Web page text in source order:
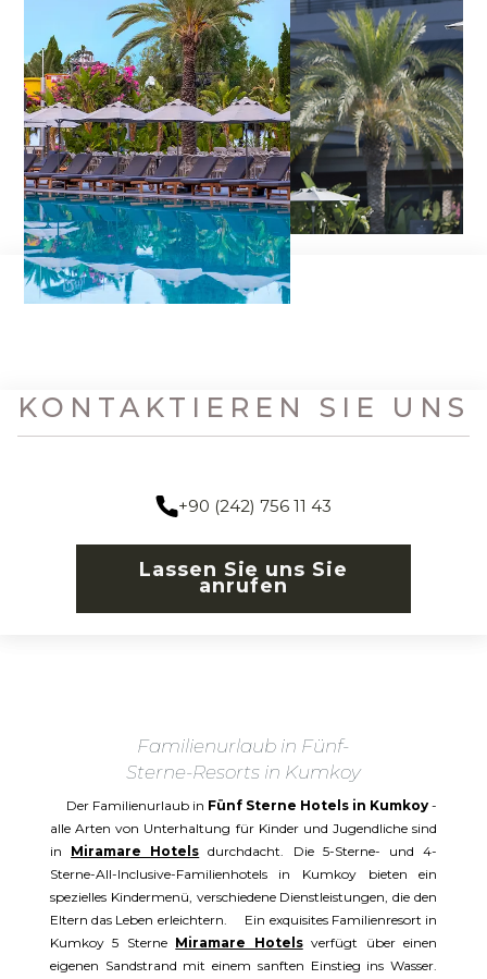
KONTAKTIEREN SIE UNS
+90 (242) 756 11 43
Lassen Sie uns Sie
anrufen
Familienurlaub in Fünf-
Sterne-Resorts in Kumkoy
Der Familienurlaub in Fünf Sterne Hotels in Kumkoy-
alle Arten von Unterhaltung für Kinder und Jugendliche sind
in Miramare Hotels durchdacht. Die 5-Sterne- und 4-
Sterne-All-Inclusive-Familienhotels in Kumkoy bieten ein
spezielles Kindermenü, verschiedene Dienstleistungen, die den
Eltern das Leben erleichtern. Ein exquisites Familienresort in
Kumkoy 5 Sterne Miramare Hotelsverfügt über einen
eigenen Sandstrand mit einem sanften Einstieg ins Wasser.